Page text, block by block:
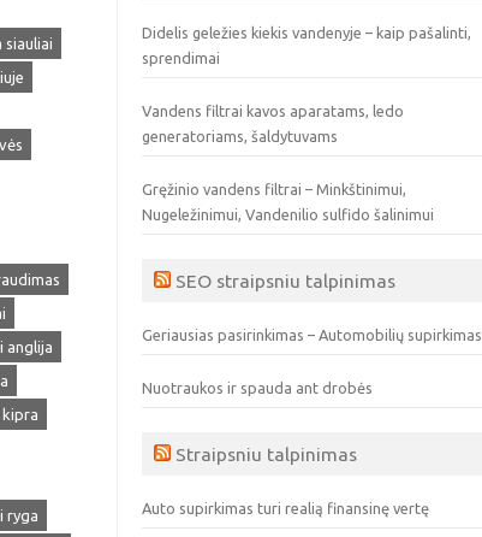
siauliai
anglija
kipra
ryga
Didelis geležies kiekis vandenyje – kaip pašalinti,
sprendimai
Vandens filtrai kavos aparatams, ledo
generatoriams, šaldytuvams
Gręžinio vandens filtrai – Minkštinimui,
Nugeležinimui, Vandenilio sulfido šalinimui
SEO straipsniu talpinimas
Geriausias pasirinkimas – Automobilių supirkimas
Nuotraukos ir spauda ant drobės
Straipsniu talpinimas
Auto supirkimas turi realią finansinę vertę